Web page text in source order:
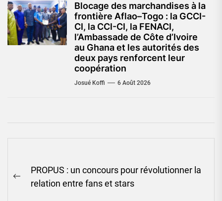
Blocage des marchandises à la
frontière Aflao–Togo : la GCCI-
CI, la CCI-CI, la FENACI,
l’Ambassade de Côte d’Ivoire
au Ghana et les autorités des
deux pays renforcent leur
coopération
Josué Koffi 6 Août 2026
dePrevious
PROPUS : un concours pour révolutionner la
relation entre fans et stars